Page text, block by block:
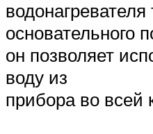
основательного
он позволяет
воду из
прибора во всей